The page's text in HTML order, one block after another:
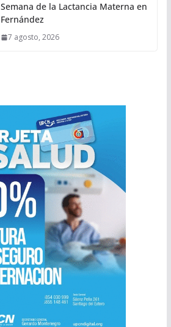
Semana de la Lactancia Materna en
Fernández
7 agosto, 2026